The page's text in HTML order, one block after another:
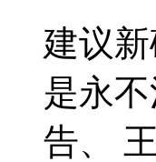
建议
是永
告、